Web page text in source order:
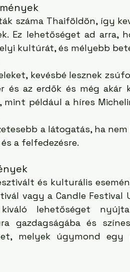
száma Thaiföldön, így
Ez lehetőséget ad arra,
kultúrát, és mélyebb
kevésbé lesznek
és az erdők és még akár
mint például a híres
a látogatás, ha
a felfedezésre.
és kulturális
vagy a Candle Festival
lehetőséget
gazdagságába és
melyek úgymond egy